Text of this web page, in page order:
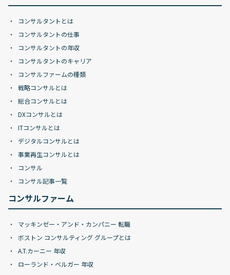
コンサルタントとは
コンサルタントの仕事
コンサルタントの年収
コンサルタントのキャリア
コンサルファームの種類
戦略コンサルとは
総合コンサルとは
DXコンサルとは
ITコンサルとは
デジタルコンサルとは
事業再生コンサルとは
コンサル
コンサル記事一覧
コンサルファーム
マッキンゼー・アンド・カンパニー 転職
ボストン コンサルティング グループとは
A.T.カーニー 年収
ローランド・ベルガー 年収